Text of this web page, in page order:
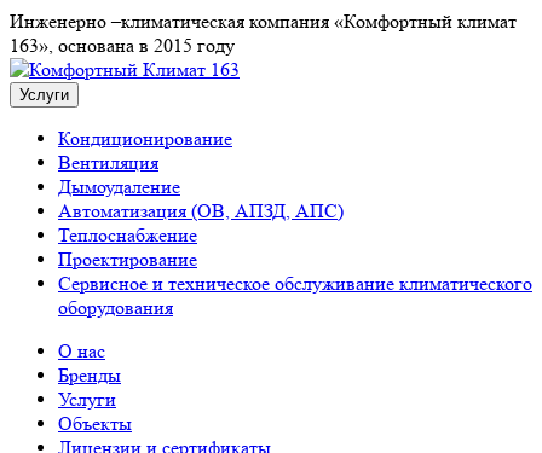
Инженерно –климатическая компания «Комфортный климат
163», основана в 2015 году
Услуги
Кондиционирование
Вентиляция
Дымоудаление
Автоматизация (ОВ, АПЗД, АПС)
Теплоснабжение
Проектирование
Сервисное и техническое обслуживание климатического
оборудования
О нас
Бренды
Услуги
Объекты
Лицензии и сертификаты